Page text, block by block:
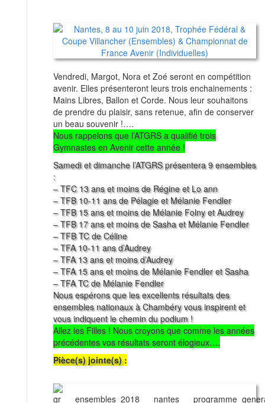
Vendredi, Margot, Nora et Zoé seront en compétition
avenir. Elles présenteront leurs trois enchainements :
Mains Libres, Ballon et Corde. Nous leur souhaitons
de prendre du plaisir, sans retenue, afin de conserver
un beau souvenir !….
Nous rappelons que l’ATGRS a qualifié trois
Gymnastes en Avenir cette année !
Samedi et dimanche l’ATGRS présentera 9 ensembles
:
– TFC 13 ans et moins de Régine et Lo ann
– TFB 10-11 ans de Pélagie et Mélanie Fendler
– TFB 15 ans et moins de Mélanie Folny et Audrey
– TFB 17 ans et moins de Sasha et Mélanie Fendler
– TFB TC de Céline
– TFA 10-11 ans d’Audrey
– TFA 13 ans et moins d’Audrey
– TFA 15 ans et moins de Mélanie Fendler et Sasha
– TFA TC de Mélanie Fendler
Nous espérons que les excellents résultats des
ensembles nationaux à Chambéry vous inspirent et
vous indiquent le chemin du podium !
Allez les Filles ! Nous croyons que comme les années
précédentes vos résultats seront élogieux….
Pièce(s) jointe(s) :